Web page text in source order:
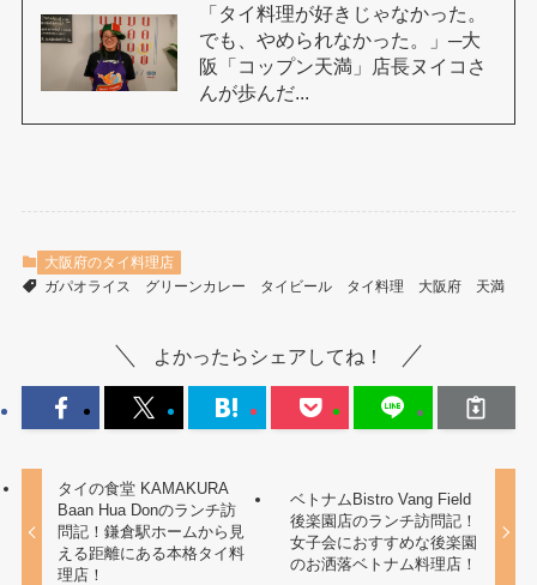
「タイ料理が好きじゃなかった。
でも、やめられなかった。」─大
阪「コップン天満」店長ヌイコさ
んが歩んだ...
大阪府のタイ料理店
ガパオライス
グリーンカレー タイビール タイ料理 大阪府 天満
よかったらシェアしてね！
タイの食堂 KAMAKURA
Baan Hua Donのランチ訪
問記！鎌倉駅ホームから見
える距離にある本格タイ料
理店！
ベトナムBistro Vang Field
後楽園店のランチ訪問記！
女子会におすすめな後楽園
のお洒落ベトナム料理店！